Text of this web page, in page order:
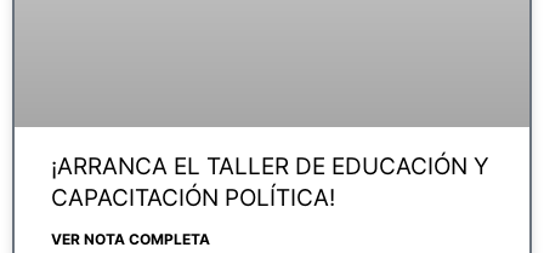
¡ARRANCA EL TALLER DE EDUCACIÓN Y
CAPACITACIÓN POLÍTICA!
VER NOTA COMPLETA